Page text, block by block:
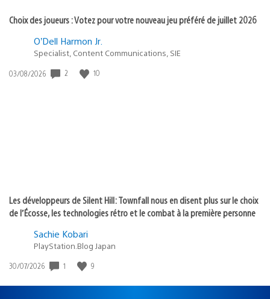
Choix des joueurs : Votez pour votre nouveau jeu préféré de juillet 2026
O’Dell Harmon Jr.
Specialist, Content Communications, SIE
Date
03/08/2026 2 10
Les développeurs de Silent Hill: Townfall nous en disent plus sur le choix
de l’Écosse, les technologies rétro et le combat à la première personne
Sachie Kobari
PlayStation.Blog Japan
Date
publication
30/07/2026 1 9